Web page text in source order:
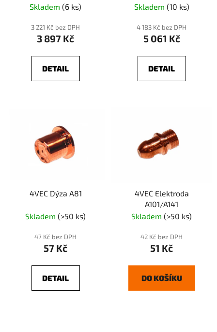
PARIS)
Skladem (6 ks)
3 221 Kč bez DPH
3 897 Kč
DETAIL
Skladem (10 ks)
4 183 Kč bez DPH
5 061 Kč
DETAIL
4VEC Dýza A81
Skladem (>50 ks)
47 Kč bez DPH
57 Kč
DETAIL
4VEC Elektroda
A101/A141
Skladem (>50 ks)
42 Kč bez DPH
51 Kč
DO KOŠÍKU